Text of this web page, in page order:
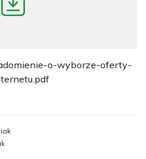
o-wyborze-oferty-